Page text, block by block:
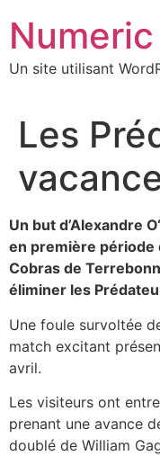
contenu
Un site utilisant
Les
Un but d’Alexandre
en première période
Cobras de
éliminer les
Une foule survoltée
match excitant
avril.
Les visiteurs ont
prenant une avance
doublé de William